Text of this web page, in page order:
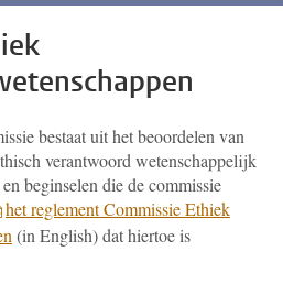
bestaat uit het beoordelen van
verantwoord wetenschappelijk
beginselen die de commissie
het reglement Commissie Ethiek
(in English) dat hiertoe is